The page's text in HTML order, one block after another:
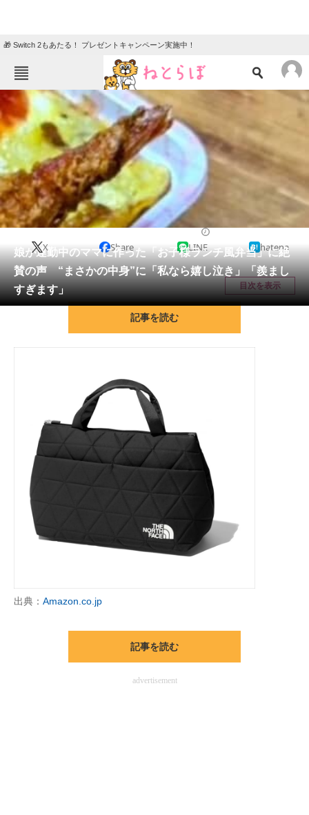
🎁 Switch 2もあたる！ プレゼントキャンペーン実施中！
ねとらぼメニュー
TOP ニュース
エンタメ クイズ
グルメ 地域
住まい 教育・育児
動物 リサーチ
会員記事
メディア
注目記事を集めた総合ページ
進化するPCとデバイスの未来
好きが集まる 比べて選べる
ビジネスと働き方のヒント
AI活用のいまが分かる
経営リーダーのコミュニティ
ITエンジニア向け専門サイト
IT製品の技術・比較・事例
娘が連勤中のママに作った「お子様ランチ風弁当」に絶
賛の声 “まさかの中身”に「私なら嬉し泣き」「羨まし
すぎます」
X Share LINE hatena
目次を表示
記事を読む
出典： Amazon.co.jp
記事を読む
advertisement